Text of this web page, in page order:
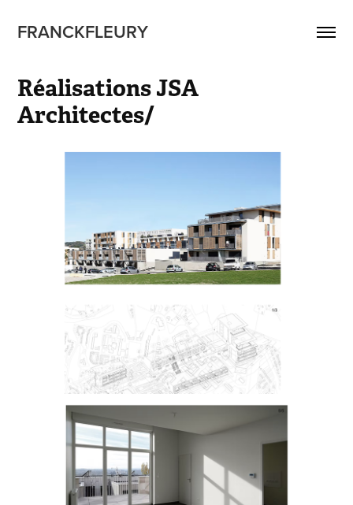
FRANCKFLEURY
Réalisations JSA
Architectes/